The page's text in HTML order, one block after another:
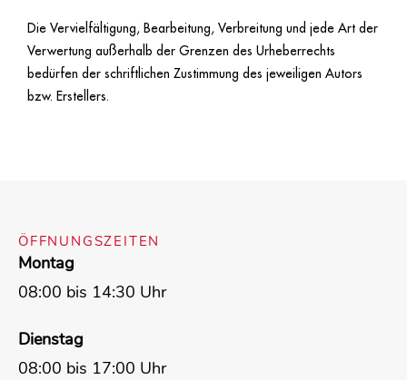
Die Vervielfältigung, Bearbeitung, Verbreitung und jede Art der
Verwertung außerhalb der Grenzen des Urheberrechts
bedürfen der schriftlichen Zustimmung des jeweiligen Autors
bzw. Erstellers.
ÖFFNUNGSZEITEN
Montag
08:00 bis 14:30 Uhr
Dienstag
08:00 bis 17:00 Uhr